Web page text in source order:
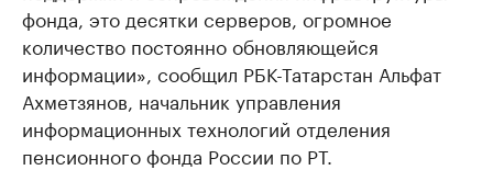
фонда, это десятки серверов, огромное
количество постоянно обновляющейся
информации», сообщил РБК-Татарстан Альфат
Ахметзянов, начальник управления
информационных технологий отделения
пенсионного фонда России по РТ.